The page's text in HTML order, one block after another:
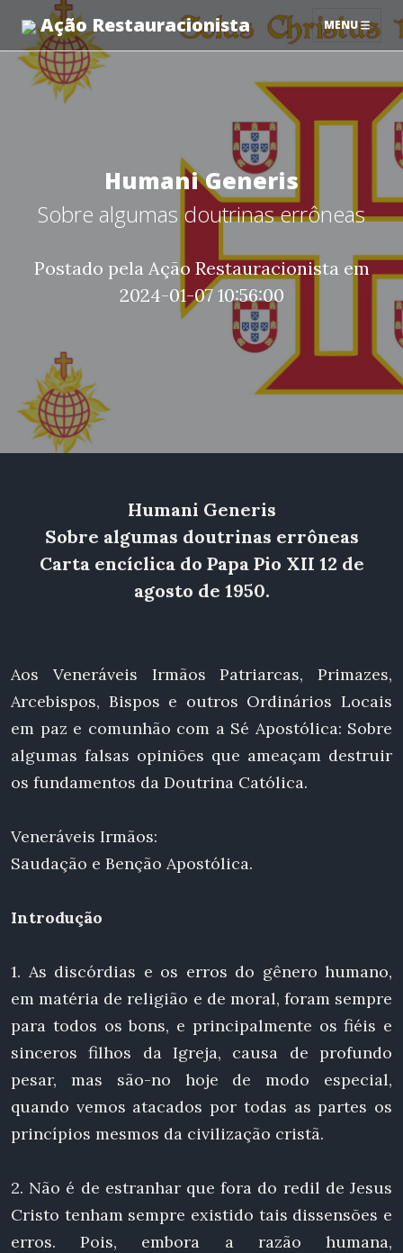
Ação Restauracionista MENU
Humani Generis
Sobre algumas doutrinas errôneas
Postado pela Ação Restauracionista em
2024-01-07 10:56:00
Humani Generis
Sobre algumas doutrinas errôneas
Carta encíclica do Papa Pio XII 12 de
agosto de 1950.
Aos Veneráveis Irmãos Patriarcas, Primazes,
Arcebispos, Bispos e outros Ordinários Locais
em paz e comunhão com a Sé Apostólica: Sobre
algumas falsas opiniões que ameaçam destruir
os fundamentos da Doutrina Católica.
Veneráveis Irmãos:
Saudação e Benção Apostólica.
Introdução
1. As discórdias e os erros do gênero humano,
em matéria de religião e de moral, foram sempre
para todos os bons, e principalmente os fiéis e
sinceros filhos da Igreja, causa de profundo
pesar, mas são-no hoje de modo especial,
quando vemos atacados por todas as partes os
princípios mesmos da civilização cristã.
2. Não é de estranhar que fora do redil de Jesus
Cristo tenham sempre existido tais dissensões e
erros. Pois, embora a razão humana,